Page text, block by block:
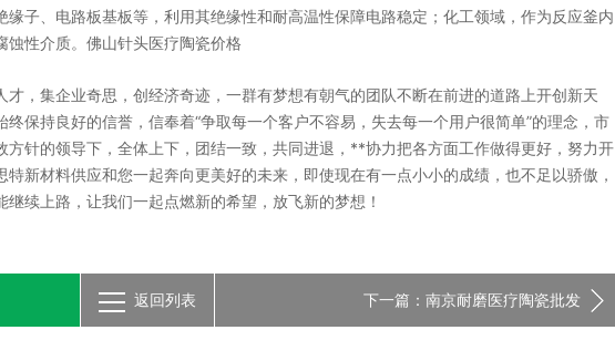
子、电路板基板等，利用其绝缘性和耐高温性保障电路稳定；化工领域，作为反应釜内
性介质。佛山针头医疗陶瓷价格
，集企业奇思，创经济奇迹，一群有梦想有朝气的团队不断在前进的道路上开创新天
保持良好的信誉，信奉着“争取每一个客户不容易，失去每一个用户很简单”的理念，市
针的领导下，全体上下，团结一致，共同进退，**协力把各方面工作做得更好，努力开
新材料供应和您一起奔向更美好的未来，即使现在有一点小小的成绩，也不足以骄傲，
续上路，让我们一起点燃新的希望，放飞新的梦想！
返回列表 下一篇：南京耐磨医疗陶瓷批发